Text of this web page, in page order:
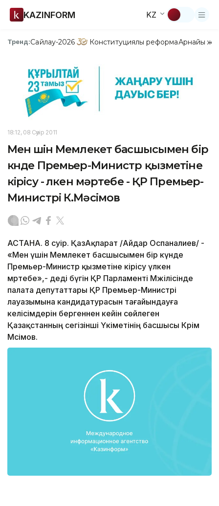
KAZINFORM KZ
Тренд:Сайлау-2026 Конституциялық реформаАрнайы
18:12, 08 Сәуір 2011
Мен үшін Мемлекет басшысымен бір
күнде Премьер-Министр қызметіне
кірісу - үлкен мәртебе - ҚР Премьер-
Министрі К.Мәсімов
АСТАНА. 8 сәуір. ҚазАқпарат /Айдар Оспаналиев/ -
«Мен үшін Мемлекет басшысымен бір күнде
Премьер-Министр қызметіне кірісу үлкен
мәртебе»,- деді бүгін ҚР Парламенті Мәжілісінде
палата депутаттары ҚР Премьер-Министрі
лауазымына кандидатурасын тағайындауға
келісімдерін бергеннен кейін сөйлеген
Қазақстанның сегізінші Үкіметінің басшысы Кәрім
Мәсімов.